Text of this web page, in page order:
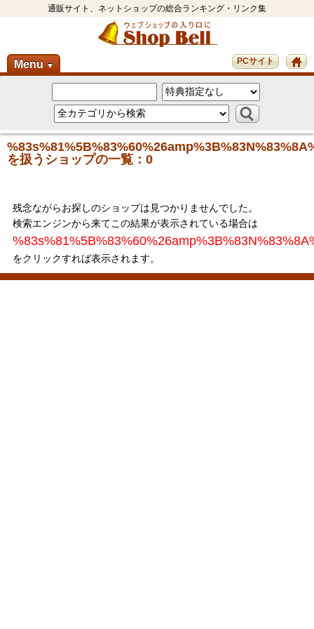
通販サイト、ネットショップの総合ランキング・リンク集
Menu ▼ PCサイト
を扱うショップの一覧：0
残念ながらお探しのショップは見つかりませんでした。
検索エンジンから来てこの結果が表示されている場合は
をクリックすれば表示されます。